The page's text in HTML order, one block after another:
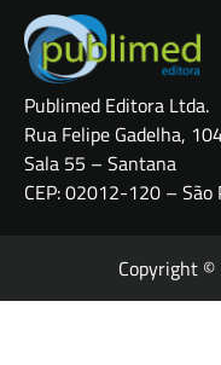
Publimed Editora Ltda.
Rua Felipe Gadelha,
Sala 55 – Santana
CEP: 02012-120 – São
Copyright